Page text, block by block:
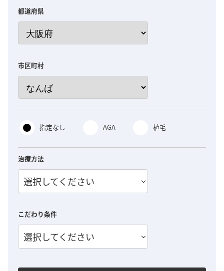
都道府県
市区町村
指定なし AGA 植毛
治療方法
選択してください
こだわり条件
選択してください